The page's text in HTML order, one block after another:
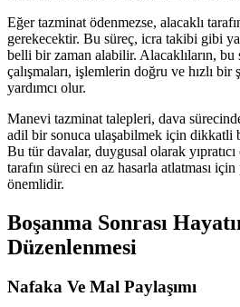
Eğer tazminat ödenmezse, alacaklı
gerekecektir. Bu süreç, icra takibi gibi
belli bir zaman alabilir. Alacaklıların, bu
çalışmaları, işlemlerin doğru ve hızlı
yardımcı olur.
Manevi tazminat talepleri, dava
adil bir sonuca ulaşabilmek için dikkatli
Bu tür davalar, duygusal olarak
tarafın süreci en az hasarla atlatması
önemlidir.
Boşanma Sonrası
Düzenlenmesi
Nafaka Ve Mal Paylaşımı